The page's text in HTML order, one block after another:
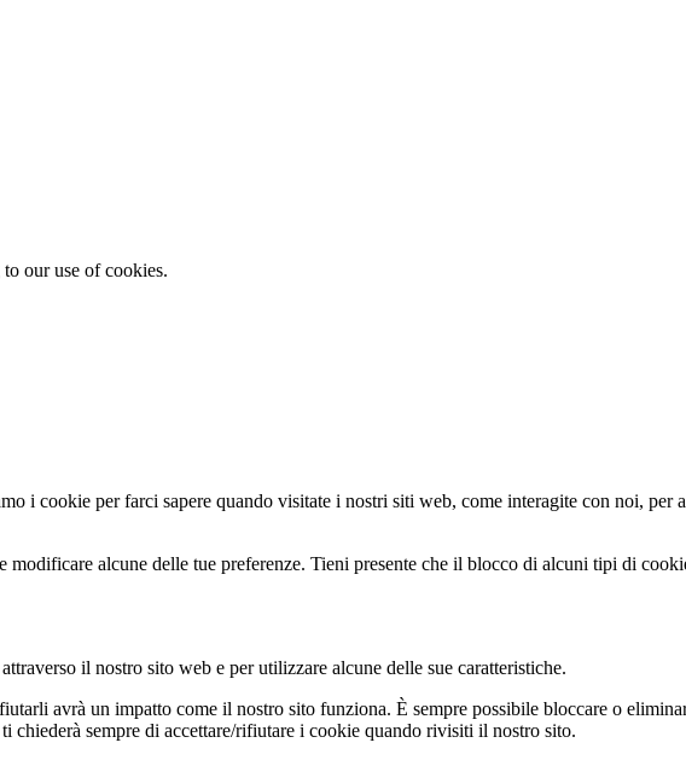
our use of cookies.
i cookie per farci sapere quando visitate i nostri siti web, come interagite con noi, per
alcune delle tue preferenze. Tieni presente che il blocco di alcuni tipi di
il nostro sito web e per utilizzare alcune delle sue caratteristiche.
avrà un impatto come il nostro sito funziona. È sempre possibile bloccare o
sempre di accettare/rifiutare i cookie quando rivisiti il nostro sito.